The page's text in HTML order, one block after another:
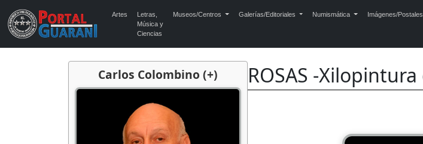
Artes
Letras,
Música y
Ciencias
Museos/Centros Galerías/Editoriales Numismática Imágenes/Postales
Carlos Colombino (+) ROSAS -Xilopintura